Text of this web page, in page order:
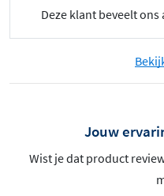
Deze klant beveelt ons
Jouw
Wist je dat product